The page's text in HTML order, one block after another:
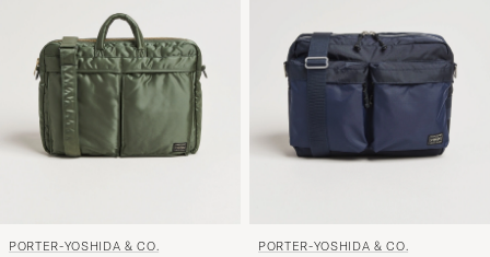
PORTER-YOSHIDA & CO. PORTER-YOSHIDA & CO.